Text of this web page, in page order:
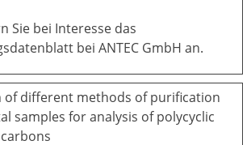
Sie bei Interesse das
bei ANTEC GmbH an.
of different methods of purification
samples for analysis of polycyclic